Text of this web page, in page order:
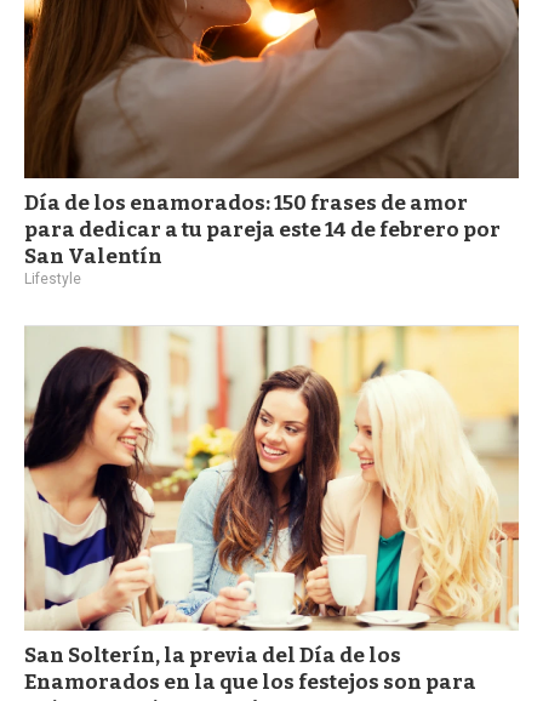
Día de los enamorados: 150 frases de amor
para dedicar a tu pareja este 14 de febrero por
San Valentín
Lifestyle
San Solterín, la previa del Día de los
Enamorados en la que los festejos son para